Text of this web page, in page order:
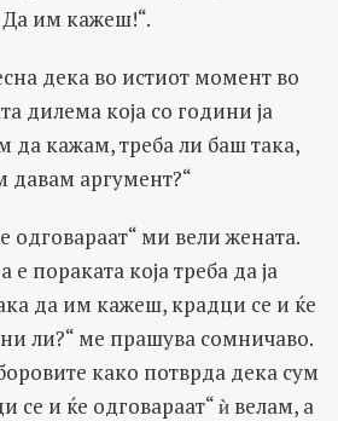
им кажеш!“.
дека во истиот момент во
дилема која со години ја
да кажам, треба ли баш така,
давам аргумент?“
одговараат“ ми вели жената.
пораката која треба да ја
да им кажеш, крадци се и ќе
ли?“ ме прашува сомничаво.
како потврда дека сум
се и ќе одговараат“ ѝ велам, а